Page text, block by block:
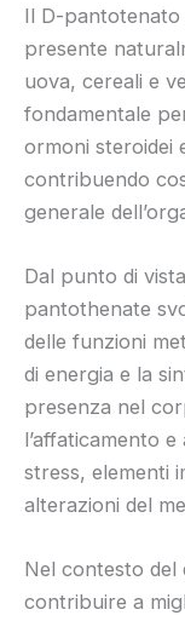
Il D-pantotenato
presente
uova, cereali e
fondamentale
ormoni steroidei
contribuendo
generale
Dal punto di
pantothenate
delle funzioni
di energia e la
presenza nel
l’affaticamento
stress, elementi
alterazioni del
Nel contesto del
contribuire a